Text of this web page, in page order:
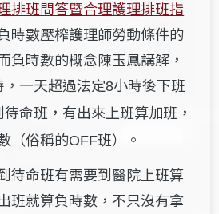
排班問答暨合理護理排班指
時數壓榨護理師勞動條件的
負時數的概念陳玉鳳講解，
，一天超過法定8小時後下班
命班，有出來上班算加班，
（俗稱的OFF班）。
待命班有需要到醫院上班算
班就算負時數，不只沒有拿